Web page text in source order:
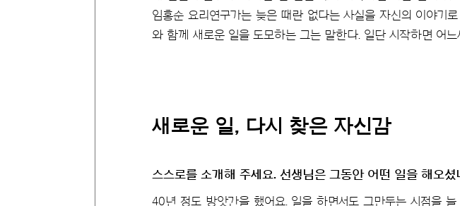
임홍순 요리연구가는 늦은 때란 없다는 사실을 자신의 이야기
와 함께 새로운 일을 도모하는 그는 말한다. 일단 시작하면 어느
새로운 일, 다시 찾은 자신감
스스로를 소개해 주세요. 선생님은 그동안 어떤 일을 해오셨
40년 정도 방앗간을 했어요. 일을 하면서도 그만두는 시점을